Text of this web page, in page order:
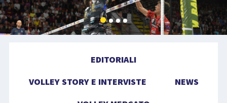
HOME
EDITORIALI
VOLLEY MERCATO
EDITORIALI
VOLLEY STORY E INTERVISTE
NEWS